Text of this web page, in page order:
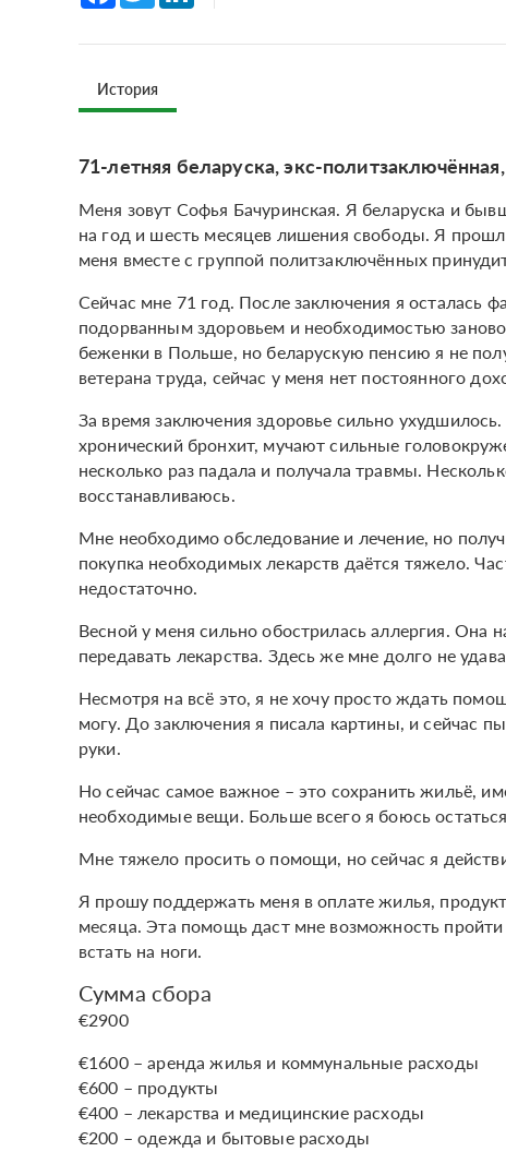
История
71-летняя беларуска, экс-
Меня зовут Софья Бачуринская. Я беларуска и
на год и шесть месяцев лишения свободы. Я
меня вместе с группой политзаключённых
Сейчас мне 71 год. После заключения я осталась
подорванным здоровьем и необходимостью
беженки в Польше, но беларускую пенсию я не
ветерана труда, сейчас у меня нет постоянного
За время заключения здоровье сильно
хронический бронхит, мучают сильные
несколько раз падала и получала травмы.
восстанавливаюсь.
Мне необходимо обследование и лечение, но
покупка необходимых лекарств даётся тяжело.
недостаточно.
Весной у меня сильно обострилась аллергия. Она
передавать лекарства. Здесь же мне долго не
Несмотря на всё это, я не хочу просто ждать
могу. До заключения я писала картины, и сейчас
руки.
Но сейчас самое важное – это сохранить жильё,
необходимые вещи. Больше всего я боюсь
Мне тяжело просить о помощи, но сейчас я
Я прошу поддержать меня в оплате жилья,
месяца. Эта помощь даст мне возможность пройти
встать на ноги.
Сумма сбора
€2900
€1600 – аренда жилья и коммунальные расходы
€600 – продукты
€400 – лекарства и медицинские расходы
€200 – одежда и бытовые расходы